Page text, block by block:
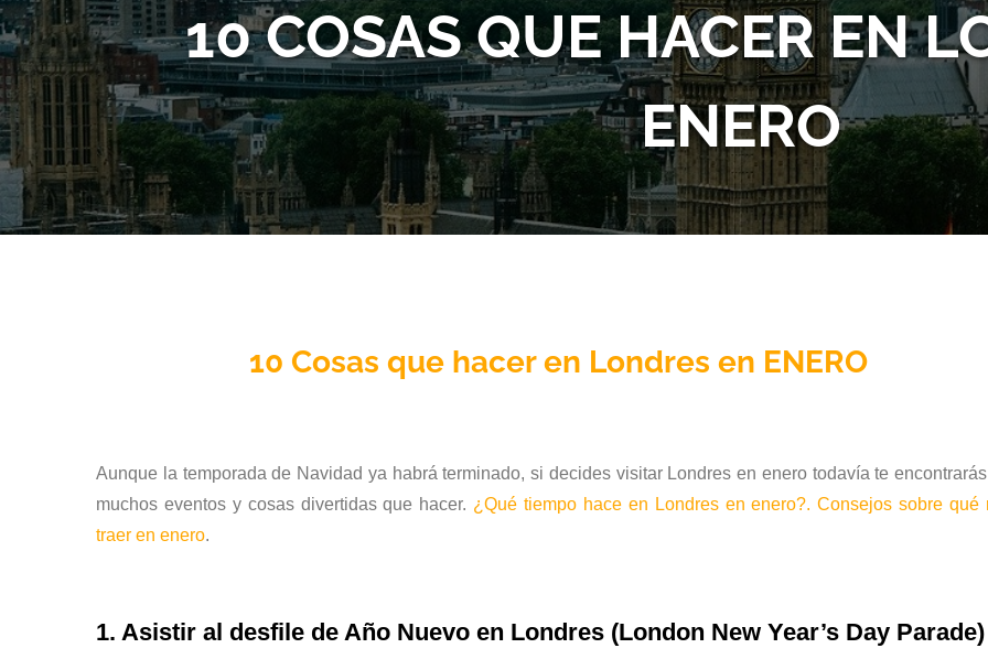
10 COSAS QUE HACER EN
ENERO
10 Cosas que hacer en Londres en ENERO
Aunque la temporada de Navidad ya habrá terminado, si decides visitar Londres en enero todavía te
muchos eventos y cosas divertidas que hacer. ¿Qué tiempo hace en Londres en enero?. Consejos sobre qué
traer en enero.
1. Asistir al desfile de Año Nuevo en Londres (London New Year’s Day Parade)